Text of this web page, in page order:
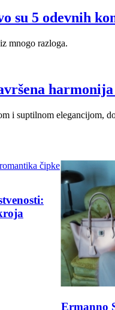
su 5 odevnih
mnogo razloga.
i suptilnom elegancijom,
Marija
FENDI